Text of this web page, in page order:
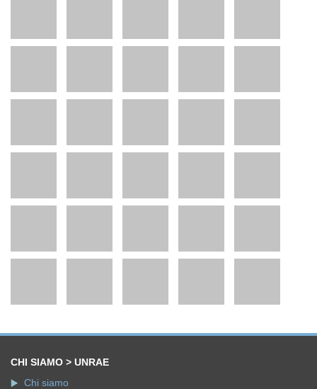
CHI SIAMO > UNRAE
Chi siamo